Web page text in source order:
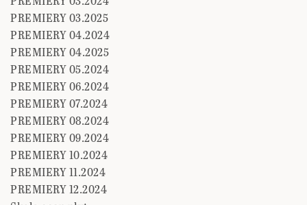
PREMIERY 03.2025
PREMIERY 04.2024
PREMIERY 04.2025
PREMIERY 05.2024
PREMIERY 06.2024
PREMIERY 07.2024
PREMIERY 08.2024
PREMIERY 09.2024
PREMIERY 10.2024
PREMIERY 11.2024
PREMIERY 12.2024